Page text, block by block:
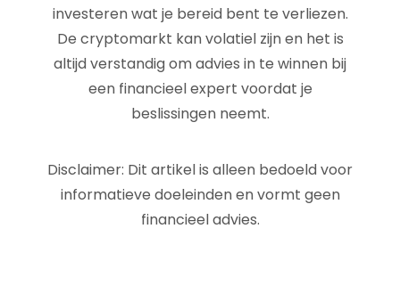
investeren wat je bereid bent te verliezen.
De cryptomarkt kan volatiel zijn en het is
altijd verstandig om advies in te winnen bij
een financieel expert voordat je
beslissingen neemt.
Disclaimer: Dit artikel is alleen bedoeld voor
informatieve doeleinden en vormt geen
financieel advies.